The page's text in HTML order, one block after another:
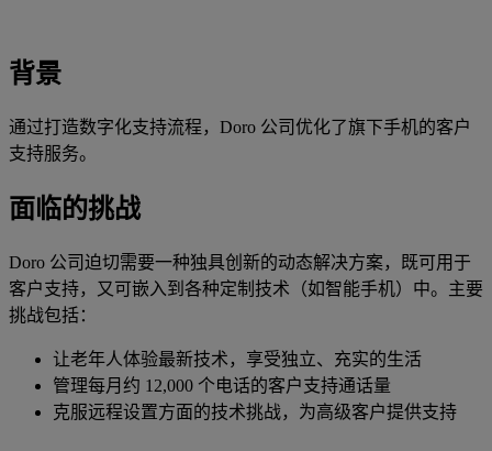
背景
通过打造数字化支持流程，Doro 公司优化了旗下手机的客户
支持服务。
面临的挑战
Doro 公司迫切需要一种独具创新的动态解决方案，既可用于
客户支持，又可嵌入到各种定制技术（如智能手机）中。主要
挑战包括：
让老年人体验最新技术，享受独立、充实的生活
管理每月约 12,000 个电话的客户支持通话量
克服远程设置方面的技术挑战，为高级客户提供支持